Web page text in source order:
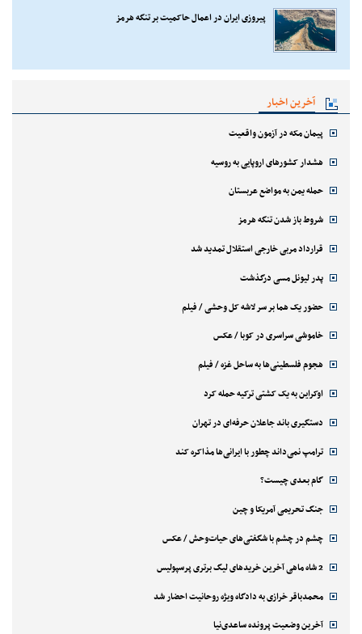
پیروزی ایران در اعمال حاکمیت بر تنگه هرمز
آخرین اخبار
پیمان مکه در آزمون واقعیت
هشدار کشورهای اروپایی به روسیه
حمله یمن به مواضع عربستان
شروط باز شدن تنگه هرمز
قرارداد مربی خارجی استقلال تمدید شد
پدر لیونل مسی درگذشت
حضور یک هما بر سر لاشه‌ کل وحشی / فیلم
خاموشی سراسری در کوبا / عکس
هجوم فلسطینی‌ها به ساحل غزه / فیلم
اوکراین به یک کشتی ترکیه حمله کرد
دستگیری باند جاعلان حرفه‌ای در تهران
ترامپ نمی‌داند چطور با ایرانی‌ها مذاکره کند
گام بعدی چیست؟
جنگ تحریمی آمریکا و چین
چشم در چشم با شگفتی‌های حیات‌وحش / عکس
2 شاه ماهی آخرین خریدهای لیگ برتری پرسپولیس
محمدباقر خرازی به دادگاه ویژه روحانیت احضار شد
آخرین وضعیت پرونده ساعدی‌نیا